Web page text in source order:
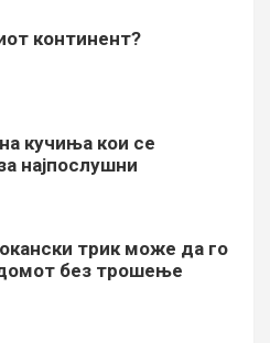
континент?
кучиња кои се
најпослушни
трик може да го
без трошење